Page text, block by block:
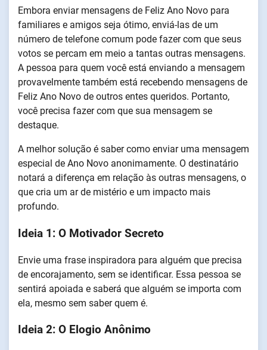
Embora enviar mensagens de Feliz Ano Novo para
familiares e amigos seja ótimo, enviá-las de um
número de telefone comum pode fazer com que seus
votos se percam em meio a tantas outras mensagens.
A pessoa para quem você está enviando a mensagem
provavelmente também está recebendo mensagens de
Feliz Ano Novo de outros entes queridos. Portanto,
você precisa fazer com que sua mensagem se
destaque.
A melhor solução é saber como enviar uma mensagem
especial de Ano Novo anonimamente. O destinatário
notará a diferença em relação às outras mensagens, o
que cria um ar de mistério e um impacto mais
profundo.
Ideia 1: O Motivador Secreto
Envie uma frase inspiradora para alguém que precisa
de encorajamento, sem se identificar. Essa pessoa se
sentirá apoiada e saberá que alguém se importa com
ela, mesmo sem saber quem é.
Ideia 2: O Elogio Anônimo